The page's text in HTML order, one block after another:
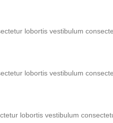
lobortis vestibulum
lobortis vestibulum
lobortis vestibulum